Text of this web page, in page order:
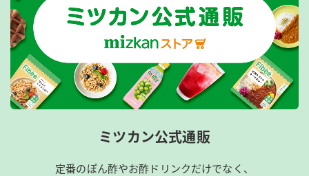
ミツカン公式通販
定番のぽん酢やお酢ドリンクだけでなく、